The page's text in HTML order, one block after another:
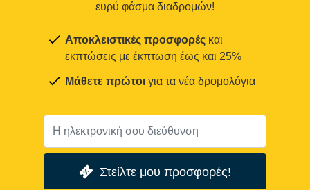
ευρύ φάσμα διαδρομών!
Αποκλειστικές προσφορές και
εκπτώσεις με έκπτωση έως και 25%
Μάθετε πρώτοι για τα νέα δρομολόγια
Στείλτε μου προσφορές!